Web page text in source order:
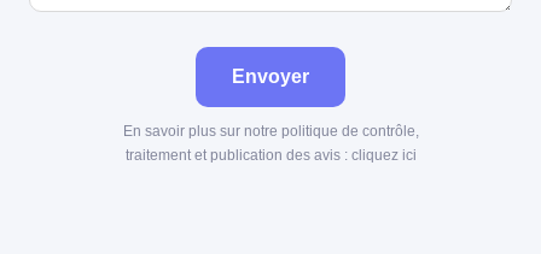
Envoyer
En savoir plus sur notre politique de contrôle,
traitement et publication des avis : cliquez ici